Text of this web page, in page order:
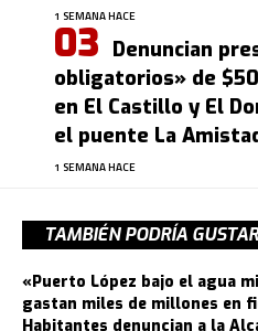
1 SEMANA HACE
Denuncian
obligatorios» de
en El Castillo y El
el puente La
1 SEMANA HACE
TAMBIÉN PODRÍA
«Puerto López bajo el agua
gastan miles de millones en
Habitantes denuncian a la